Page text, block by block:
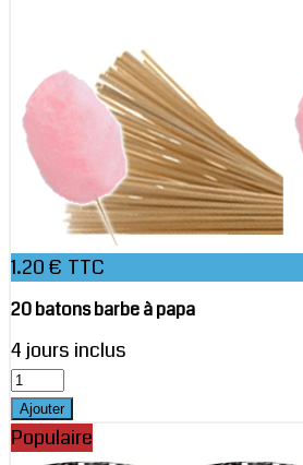
1.20 € TTC
20 batons barbe à papa
4 jours inclus
Populaire